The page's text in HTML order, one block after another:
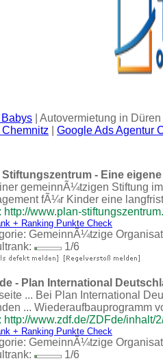
| Autovermietung in Düren |
Google Ads Agentur
Stiftungszentrum - Eine
gemeinnÃ¼tzigen Stiftung
fÃ¼r Kinder eine
http://www.plan-
+ Ranking Punkte Check
GemeinnÃ¼tzige
1/6
- Plan International
... Bei Plan International
... Wiederaufbauprogramm
http://www.zdf.de/ZDFde/inhalt/
+ Ranking Punkte Check
GemeinnÃ¼tzige
1/6